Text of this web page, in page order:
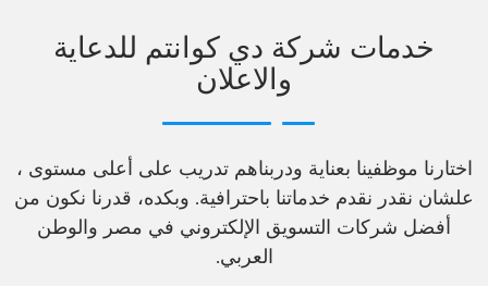
خدمات شركة دي كوانتم للدعاية
والاعلان
اختارنا موظفينا بعناية ودربناهم تدريب على أعلى مستوى ،
علشان نقدر نقدم خدماتنا باحترافية. وبكده، قدرنا نكون من
أفضل شركات التسويق الإلكتروني في مصر والوطن
العربي.